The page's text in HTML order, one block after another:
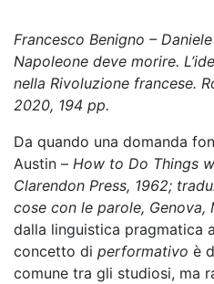
Francesco Benigno –
Napoleone deve morire.
nella Rivoluzione francese.
2020, 194 pp.
Da quando una domanda
Austin – How to Do Things
Clarendon Press, 1962;
cose con le parole, Genova,
dalla linguistica pragmatica
concetto di performativo è
comune tra gli studiosi, ma